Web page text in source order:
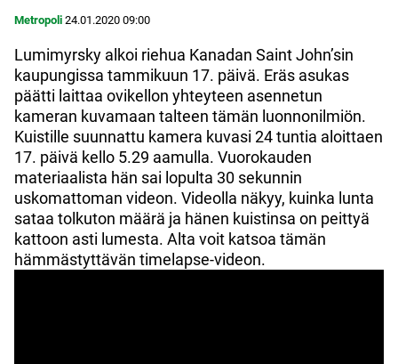
Metropoli 24.01.2020 09:00
Lumimyrsky alkoi riehua Kanadan Saint John’sin
kaupungissa tammikuun 17. päivä. Eräs asukas
päätti laittaa ovikellon yhteyteen asennetun
kameran kuvamaan talteen tämän luonnonilmiön.
Kuistille suunnattu kamera kuvasi 24 tuntia aloittaen
17. päivä kello 5.29 aamulla. Vuorokauden
materiaalista hän sai lopulta 30 sekunnin
uskomattoman videon. Videolla näkyy, kuinka lunta
sataa tolkuton määrä ja hänen kuistinsa on peittyä
kattoon asti lumesta. Alta voit katsoa tämän
hämmästyttävän timelapse-videon.